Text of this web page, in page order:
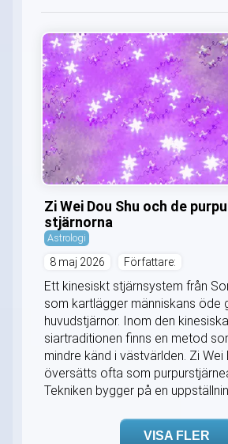
Zi Wei Dou Shu och de
stjärnorna
Astrologi
8 maj 2026 Författare:
Ett kinesiskt stjärnsystem från
som kartlägger människans öde
huvudstjärnor. Inom den kinesiska
siartraditionen finns en metod
mindre känd i västvärlden. Zi Wei
översätts ofta som
Tekniken bygger på en
VISA FLER